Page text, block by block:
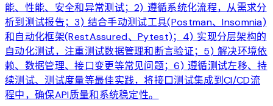
能、性能、安全和异常测试；2) 遵循系统化流程，从需求分
析到测试报告；3) 结合手动测试工具(Postman、Insomnia)
和自动化框架(RestAssured、Pytest)；4) 实现分层架构的
自动化测试，注重测试数据管理和断言验证；5) 解决环境依
赖、数据管理、接口变更等常见问题；6) 遵循测试左移、持
续测试、测试度量等最佳实践，将接口测试集成到CI/CD流
程中，确保API质量和系统稳定性。